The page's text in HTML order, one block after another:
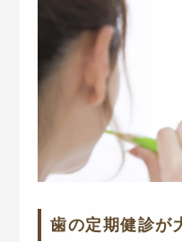
歯の定期健診が